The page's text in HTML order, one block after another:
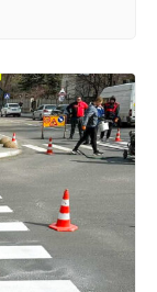
anunță a fi
publici și